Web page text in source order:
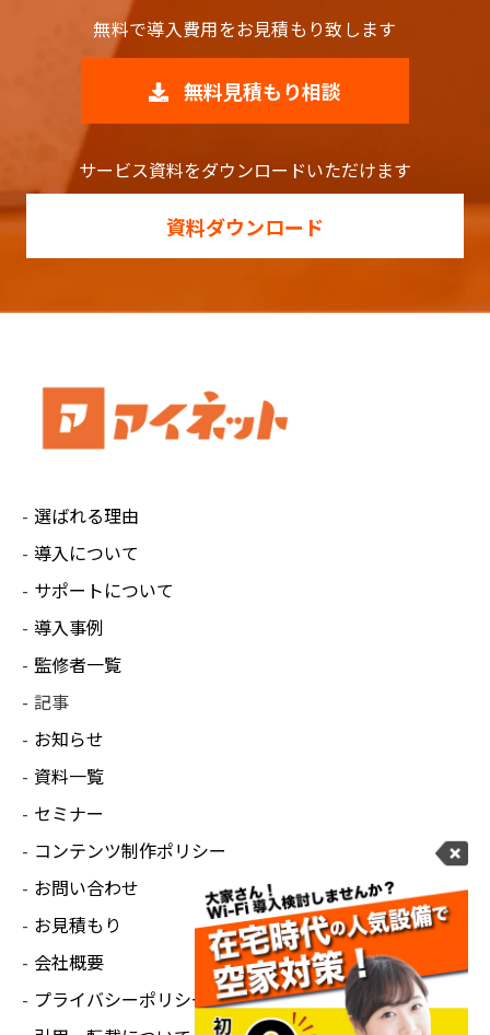
無料で導入費用をお見積もり致します
無料見積もり相談
サービス資料をダウンロードいただけます
資料ダウンロード
選ばれる理由
導入について
サポートについて
導入事例
監修者一覧
記事
お知らせ
資料一覧
セミナー
コンテンツ制作ポリシー
お問い合わせ
お見積もり
会社概要
プライバシーポリシー